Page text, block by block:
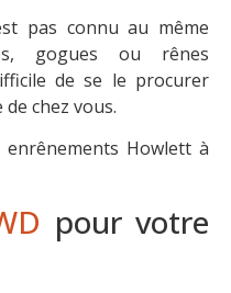
pas connu au même
gogues ou rênes
de se le procurer
chez vous.
Howlett à
pour votre